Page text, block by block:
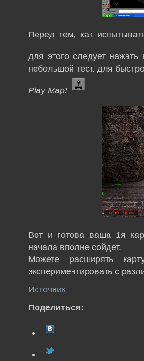
Перед тем, как
для этого следует
небольшой тест, для
Play Map!
Вот и готова ваша 1я
начала вполне сойдет.
Можете расширять
экспериментировать с
Источник
Поделиться: